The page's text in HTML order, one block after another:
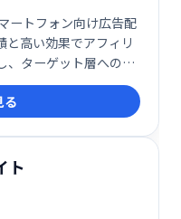
ートフォン向け広告配
と高い効果でアフィリ
、ターゲット層への的
します。
る
ト